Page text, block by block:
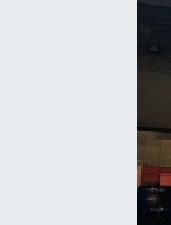
SAĞLIK